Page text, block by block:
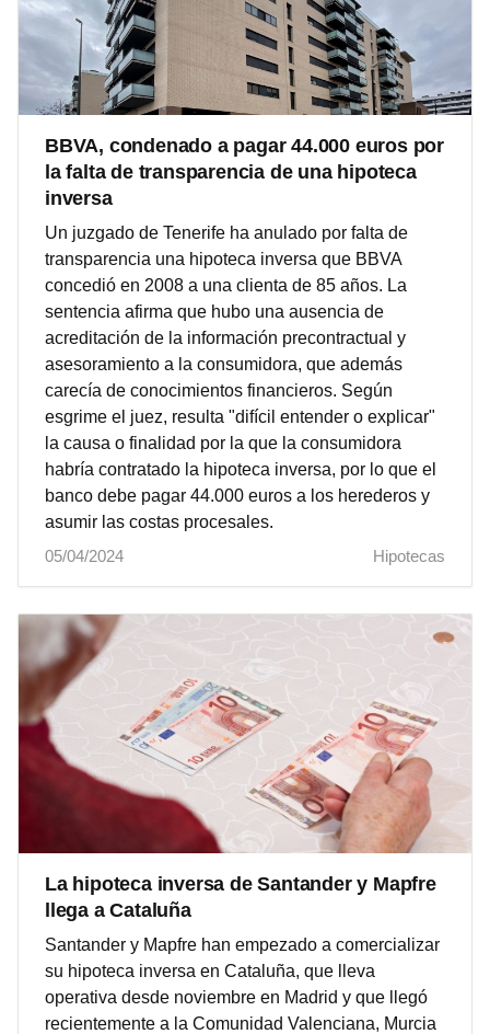
BBVA, condenado a pagar 44.000 euros por
la falta de transparencia de una hipoteca
inversa
Un juzgado de Tenerife ha anulado por falta de
transparencia una hipoteca inversa que BBVA
concedió en 2008 a una clienta de 85 años. La
sentencia afirma que hubo una ausencia de
acreditación de la información precontractual y
asesoramiento a la consumidora, que además
carecía de conocimientos financieros. Según
esgrime el juez, resulta "difícil entender o explicar"
la causa o finalidad por la que la consumidora
habría contratado la hipoteca inversa, por lo que el
banco debe pagar 44.000 euros a los herederos y
asumir las costas procesales.
05/04/2024
Hipotecas
La hipoteca inversa de Santander y Mapfre
llega a Cataluña
Santander y Mapfre han empezado a comercializar
su hipoteca inversa en Cataluña, que lleva
operativa desde noviembre en Madrid y que llegó
recientemente a la Comunidad Valenciana, Murcia